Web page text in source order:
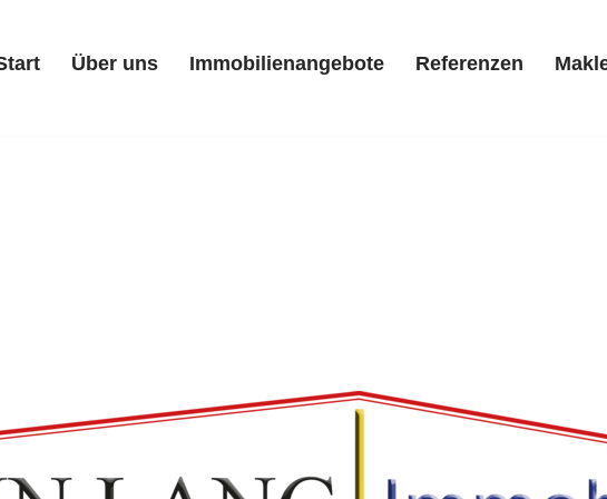
Über uns Immobilienangebote Referenzen